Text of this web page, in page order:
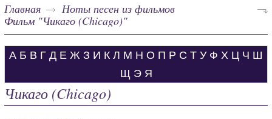
Главная
Ноты песен из фильмов
Фильм "Чикаго (Chicago)"
А Б В Г Д Е Ж З И К Л М Н О П Р С Т У Ф Х Ц Ч Ш
Щ Э Я
Чикаго (Chicago)